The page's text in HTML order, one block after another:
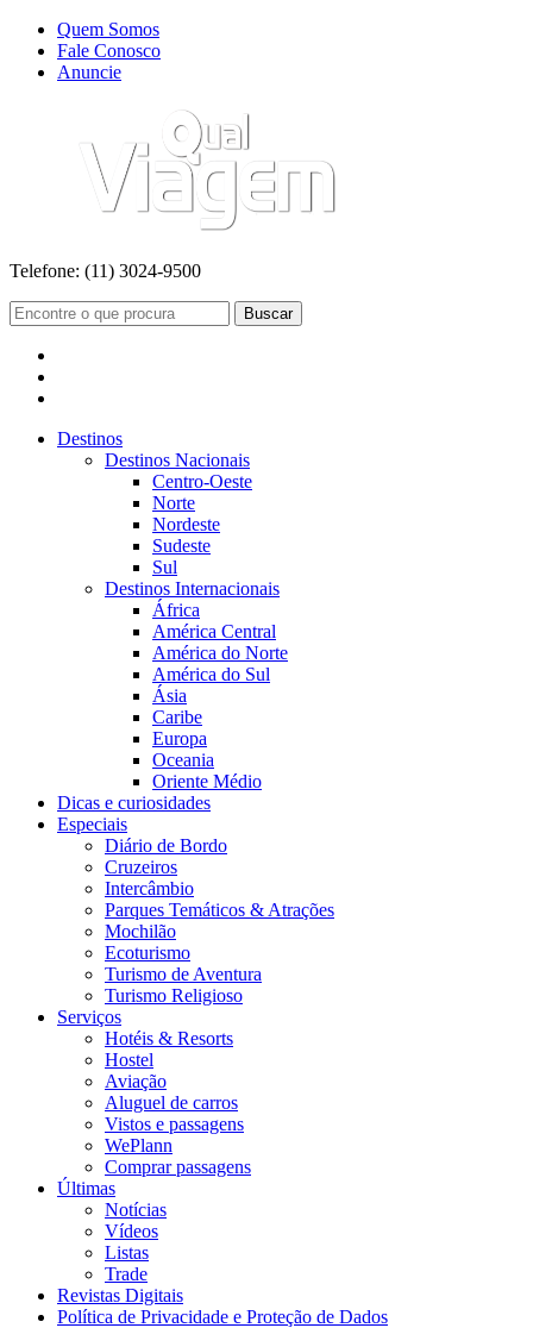
Quem Somos
Fale Conosco
Anuncie
Telefone: (11) 3024-9500
Buscar
Destinos
Destinos Nacionais
Centro-Oeste
Norte
Nordeste
Sudeste
Sul
Destinos Internacionais
África
América Central
América do Norte
América do Sul
Ásia
Caribe
Europa
Oceania
Oriente Médio
Dicas e curiosidades
Especiais
Diário de Bordo
Cruzeiros
Intercâmbio
Parques Temáticos & Atrações
Mochilão
Ecoturismo
Turismo de Aventura
Turismo Religioso
Serviços
Hotéis & Resorts
Hostel
Aviação
Aluguel de carros
Vistos e passagens
WePlann
Comprar passagens
Últimas
Notícias
Vídeos
Listas
Trade
Revistas Digitais
Política de Privacidade e Proteção de Dados